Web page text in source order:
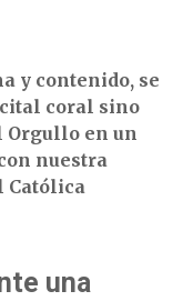
y contenido, se
coral sino
Orgullo en un
nuestra
Católica
una